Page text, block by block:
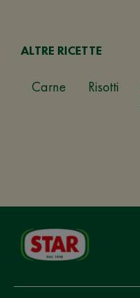
ALTRE RICETTE
Carne Risotti